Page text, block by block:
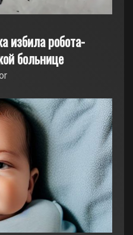
избила робота-
больнице